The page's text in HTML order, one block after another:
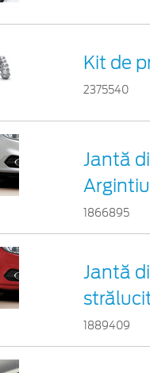
Kit de
2375540
Jantă
1866895
Jantă
1889409